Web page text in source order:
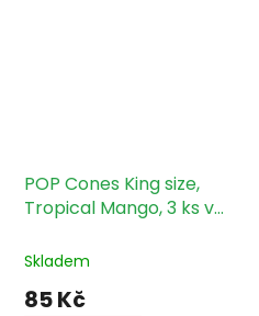
POP Cones King size,
Tropical Mango, 3 ks v
Skladem
85 Kč